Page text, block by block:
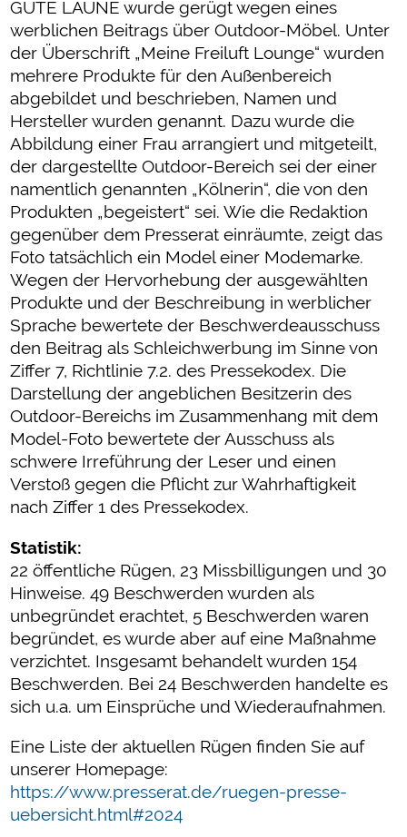
GUTE LAUNE wurde gerügt wegen eines
werblichen Beitrags über Outdoor-Möbel. Unter
der Überschrift „Meine Freiluft Lounge“ wurden
mehrere Produkte für den Außenbereich
abgebildet und beschrieben, Namen und
Hersteller wurden genannt. Dazu wurde die
Abbildung einer Frau arrangiert und mitgeteilt,
der dargestellte Outdoor-Bereich sei der einer
namentlich genannten „Kölnerin“, die von den
Produkten „begeistert“ sei. Wie die Redaktion
gegenüber dem Presserat einräumte, zeigt das
Foto tatsächlich ein Model einer Modemarke.
Wegen der Hervorhebung der ausgewählten
Produkte und der Beschreibung in werblicher
Sprache bewertete der Beschwerdeausschuss
den Beitrag als Schleichwerbung im Sinne von
Ziffer 7, Richtlinie 7.2. des Pressekodex. Die
Darstellung der angeblichen Besitzerin des
Outdoor-Bereichs im Zusammenhang mit dem
Model-Foto bewertete der Ausschuss als
schwere Irreführung der Leser und einen
Verstoß gegen die Pflicht zur Wahrhaftigkeit
nach Ziffer 1 des Pressekodex.
Statistik:
22 öffentliche Rügen, 23 Missbilligungen und 30
Hinweise. 49 Beschwerden wurden als
unbegründet erachtet, 5 Beschwerden waren
begründet, es wurde aber auf eine Maßnahme
verzichtet. Insgesamt behandelt wurden 154
Beschwerden. Bei 24 Beschwerden handelte es
sich u.a. um Einsprüche und Wiederaufnahmen.
Eine Liste der aktuellen Rügen finden Sie auf
unserer Homepage:
https://www.presserat.de/ruegen-presse-
uebersicht.html#2024